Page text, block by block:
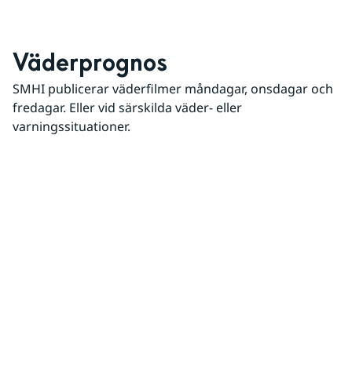
Väderprognos
SMHI publicerar väderfilmer måndagar, onsdagar och
fredagar. Eller vid särskilda väder- eller
varningssituationer.